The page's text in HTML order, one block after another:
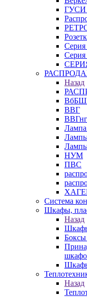
ГУСИ
Назад
ВВГ
ВВГнг
Лампа
НУМ
ПВС
Система
Шкафы,
Назад
Боксы
Назад